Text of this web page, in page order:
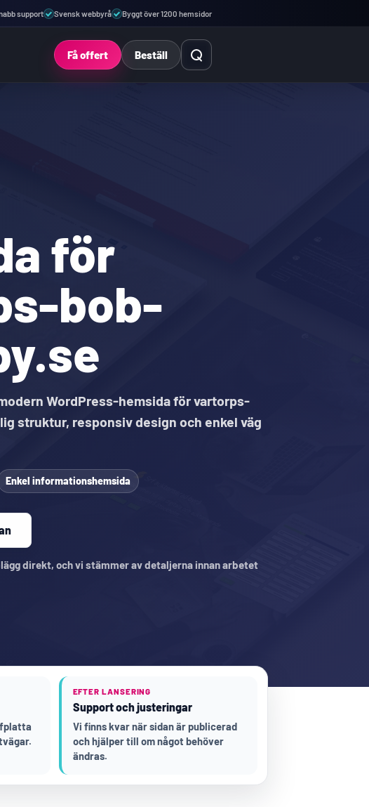
support Svensk webbyrå Byggt över 1200 hemsidor
Få offert Beställ Öppna sök
för
bob-
WordPress-hemsida för vartorps-
struktur, responsiv design och enkel väg
Enkel informationshemsida
direkt, och vi stämmer av detaljerna innan arbetet
EFTER LANSERING
Support och justeringar
Vi finns kvar när sidan är publicerad
och hjälper till om något behöver
ändras.